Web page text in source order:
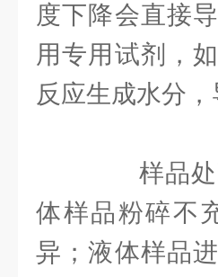
度下降会直接
用专用试剂，
反应生成水分，
样品处
体样品粉碎不
异；液体样品